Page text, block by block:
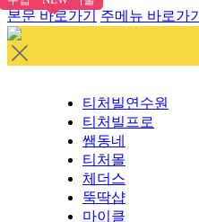
본문 바로가기 주메뉴 바로가기
티처빌연수원
티처빌프로
쌤동네
티처몰
체더스
뚝딱샵
마이클